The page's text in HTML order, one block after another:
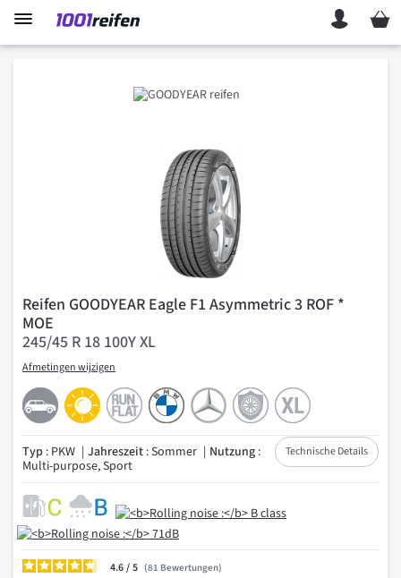
Mein
Reifen GOODYEAR Eagle F1 Asymmetric 3 ROF *
MOE
245/45 R 18 100Y XL
Afmetingen wijzigen
Technische Details
Typ : PKW Jahreszeit : Sommer Nutzung :
Multi-purpose, Sport
4.6/ 81 Bewertungen